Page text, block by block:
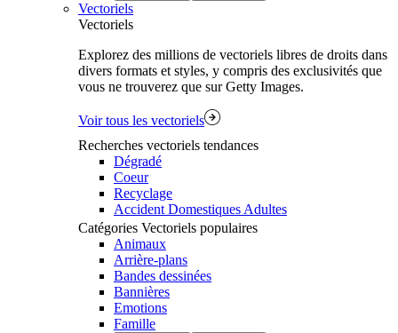
Vectoriels
Vectoriels
Explorez des millions de vectoriels libres de droits dans
divers formats et styles, y compris des exclusivités que
vous ne trouverez que sur Getty Images.
Voir tous les vectoriels
Recherches vectoriels tendances
Dégradé
Coeur
Recyclage
Accident Domestiques Adultes
Catégories Vectoriels populaires
Animaux
Arrière-plans
Bandes dessinées
Bannières
Emotions
Famille